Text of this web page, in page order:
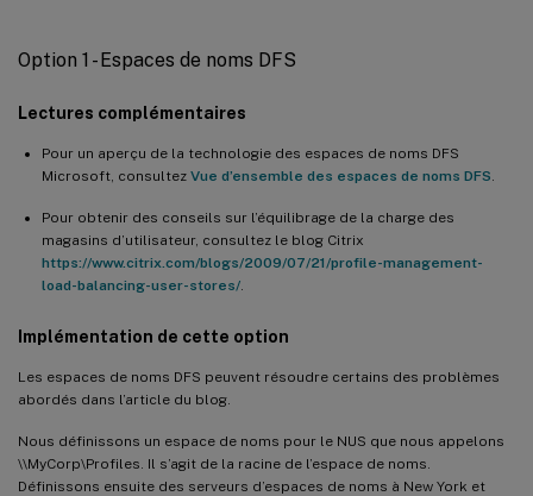
Option 1 - Espaces de noms DFS
Lectures complémentaires
Pour un aperçu de la technologie des espaces de noms DFS
Microsoft, consultez Vue d’ensemble des espaces de noms DFS
Pour obtenir des conseils sur l’équilibrage de la charge des
magasins d’utilisateur, consultez le blog Citrix
https://www.citrix.com/blogs/2009/07/21/profile-management-
load-balancing-user-stores/
Implémentation de cette option
Les espaces de noms DFS peuvent résoudre certains des problèmes
abordés dans l’article du blog.
Nous définissons un espace de noms pour le NUS que nous appelons
\\MyCorp\Profiles. Il s’agit de la racine de l’espace de noms.
Définissons ensuite des serveurs d’espaces de noms à New York et